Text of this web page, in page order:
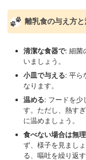
離乳食の与え方
清潔な食器で: 細菌
いましょう。
小皿で与える: 平ら
なります。
温める: フードを少
す。ただし、熱す
に温めましょう。
食べない場合は無
ず、様子を見まし
る、嘔吐を繰り返